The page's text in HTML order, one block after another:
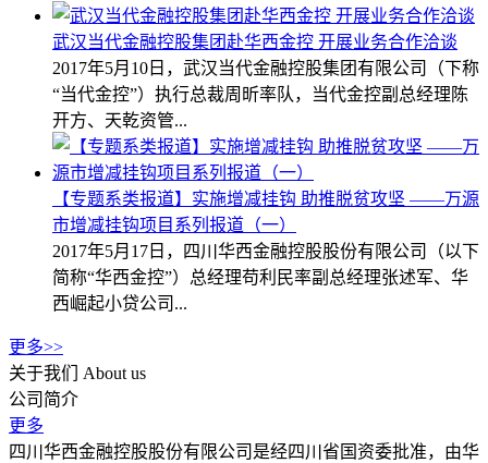
武汉当代金融控股集团赴华西金控 开展业务合作洽谈
2017年5月10日，武汉当代金融控股集团有限公司（下称
“当代金控”）执行总裁周昕率队，当代金控副总经理陈
开方、天乾资管...
【专题系类报道】实施增减挂钩 助推脱贫攻坚 ——万源
市增减挂钩项目系列报道（一）
2017年5月17日，四川华西金融控股股份有限公司（以下
简称“华西金控”）总经理苟利民率副总经理张述军、华
西崛起小贷公司...
更多>>
关于我们
About us
公司简介
更多
四川华西金融控股股份有限公司是经四川省国资委批准，由华